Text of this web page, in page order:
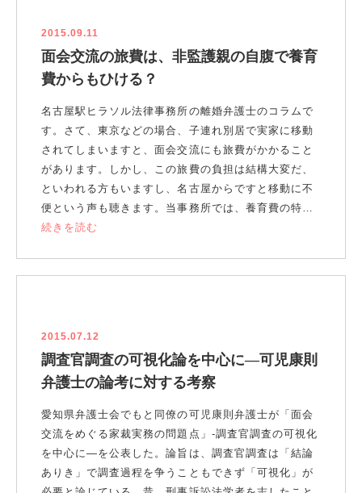
2015.09.11
面会交流の旅費は、非監護親の自腹で養育
費からもひける？
名古屋駅ヒラソル法律事務所の離婚弁護士のコラムで
す。さて、東京などの場合、子連れ別居で実家に移動
されてしまいますと、面会交流にも旅費がかかること
があります。しかし、この旅費の負担は結構大変だ、
といわれる方もいますし、名古屋からですと移動に不
便という声も聴きます。当事務所では、養育費の特…
続きを読む
2015.07.12
調査官調査の可視化論を中心に―可児康則
弁護士の論考に対する考察
愛知県弁護士会でもと同僚の可児康則弁護士が「面会
交流をめぐる家裁実務の問題点」-調査官調査の可視化
を中心に―を公表した。論旨は、調査官調査は「結論
ありき」で調査過程を争うこともできず「可視化」が